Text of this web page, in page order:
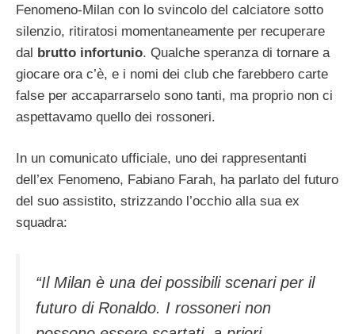
Fenomeno-Milan con lo svincolo del calciatore sotto
silenzio, ritiratosi momentaneamente per recuperare
dal brutto infortunio. Qualche speranza di tornare a
giocare ora c’è, e i nomi dei club che farebbero carte
false per accaparrarselo sono tanti, ma proprio non ci
aspettavamo quello dei rossoneri.
In un comunicato ufficiale, uno dei rappresentanti
dell’ex Fenomeno, Fabiano Farah, ha parlato del futuro
del suo assistito, strizzando l’occhio alla sua ex
squadra:
“Il Milan è una dei possibili scenari per il
futuro di Ronaldo. I rossoneri non